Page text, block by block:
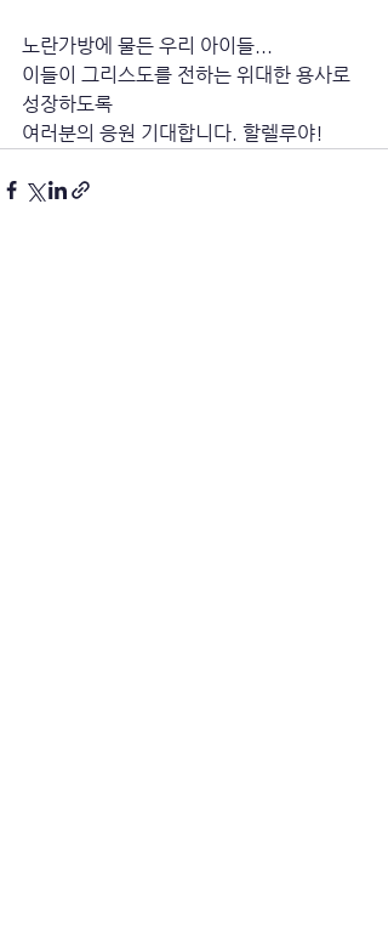
노란가방에 물든 우리 아이들...
이들이 그리스도를 전하는 위대한 용사로
성장하도록
여러분의 응원 기대합니다. 할렐루야!